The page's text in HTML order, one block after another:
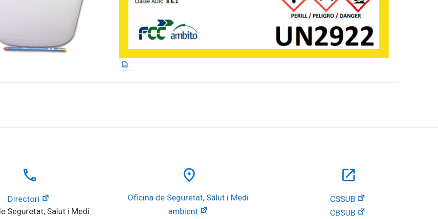
local_phone
Directori
Seguretat, Salut i Medi
place
Oficina de Seguretat, Salut i Medi
ambient
open_in_new
CSSUB
CBSUB